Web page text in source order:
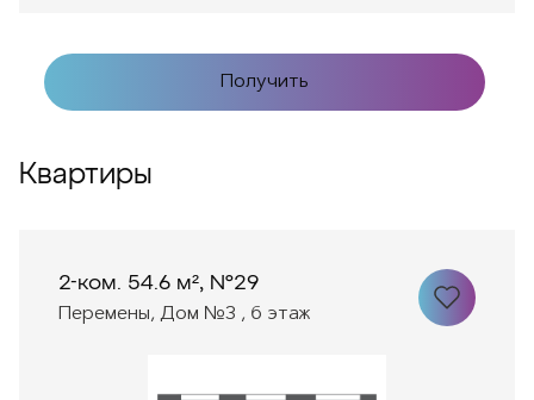
Получить
Квартиры
2-ком. 54.6 м², №29
Перемены, Дом №3 , 6 этаж